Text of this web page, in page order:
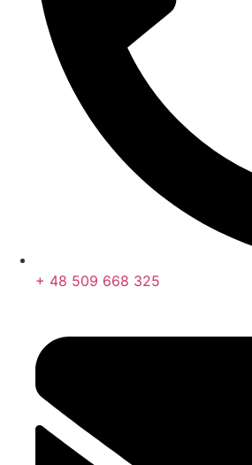
+ 48 509 668 325